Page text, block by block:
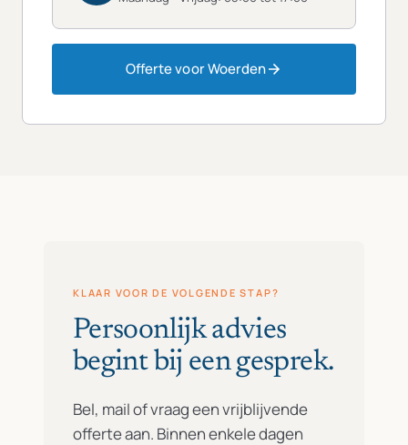
Offerte voor Woerden
KLAAR VOOR DE VOLGENDE STAP?
Persoonlijk advies
begint bij een gesprek.
Bel, mail of vraag een vrijblijvende
offerte aan. Binnen enkele dagen